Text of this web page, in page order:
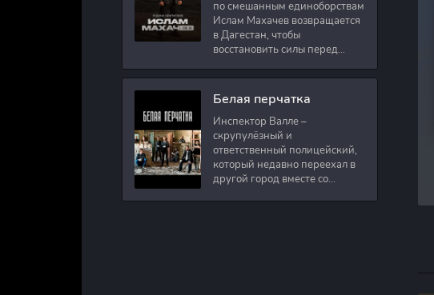
по смешанным единоборствам
Ислам Махачев возвращается
в Дагестан, чтобы
восстановить силы перед
Вместе с ним приезжают
оператор и интервьюер,
Белая перчатка
Инспектор Валле –
скрупулёзный и
ответственный полицейский,
который недавно переехал в
другой город вместе со